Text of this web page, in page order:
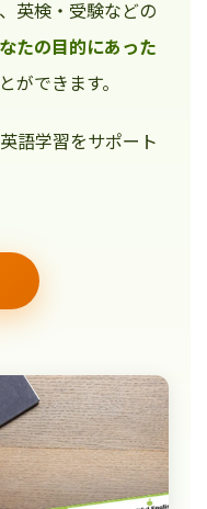
英検・受験などの
たの目的にあった
ができます。
語学習をサポート